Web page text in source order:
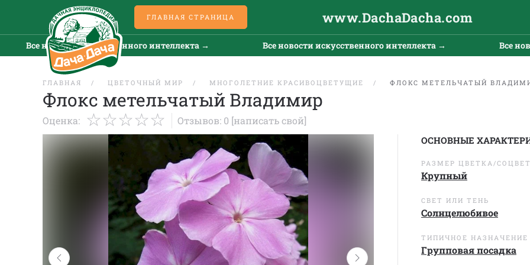
ГЛАВНАЯ СТРАНИЦА www.DachaDacha.com
новости искусственного интеллекта → Все новости искусственного интеллекта → Все новости
ГЛАВНАЯ ЦВЕТОЧНЫЙ МИР МНОГОЛЕТНИЕ КРАСИВОЦВЕТУЩИЕ ФЛОКС МЕТЕЛЬЧАТЫЙ
Флокс метельчатый Владимир
Оценка: Отзывов: 0 [написать свой]
ОСНОВНЫЕ
РАЗМЕР ЦВЕТКА/
Крупный
СВЕТ ИЛИ ТЕНЬ
Солнцелюбивое
ТИПИЧНОЕ НАЗНАЧЕНИЕ
Групповая посадка